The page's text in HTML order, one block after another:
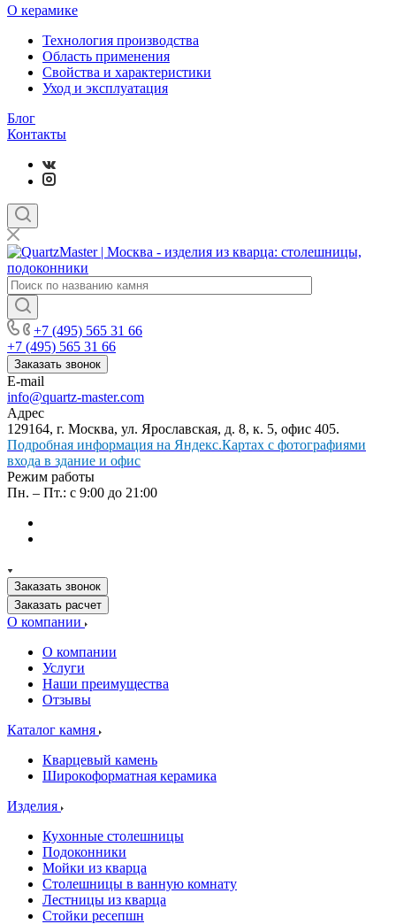
О керамике
Технология производства
Область применения
Свойства и характеристики
Уход и эксплуатация
Блог
Контакты
+7 (495) 565 31 66
+7 (495) 565 31 66
Заказать звонок
E-mail
info@quartz-master.com
Адрес
129164, г. Москва, ул. Ярославская, д. 8, к. 5, офис 405.
Подробная информация на Яндекс.Картах с фотографиями
входа в здание и офис
Режим работы
Пн. – Пт.: с 9:00 до 21:00
Заказать звонок
Заказать расчет
О компании
О компании
Услуги
Наши преимущества
Отзывы
Каталог камня
Кварцевый камень
Широкоформатная керамика
Изделия
Кухонные столешницы
Подоконники
Мойки из кварца
Столешницы в ванную комнату
Лестницы из кварца
Стойки ресепшн